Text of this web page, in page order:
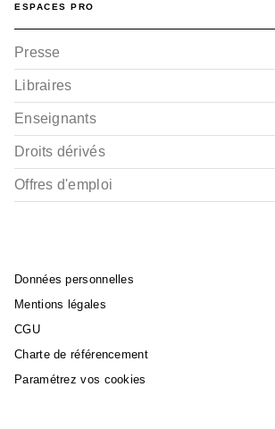
ESPACES PRO
Presse
Libraires
Enseignants
Droits dérivés
Offres d'emploi
Données personnelles
Mentions légales
CGU
Charte de référencement
Paramétrez vos cookies